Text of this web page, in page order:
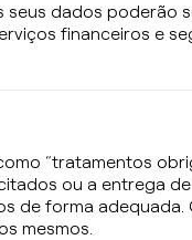
dados poderão
financeiros e
“tratamentos
ou a entrega
de forma
mesmos.